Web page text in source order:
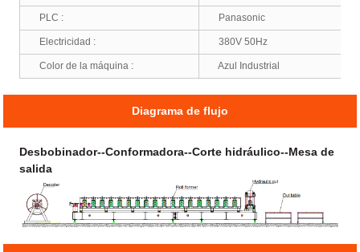
PLC : Panasonic
Electricidad : 380V 50Hz
Color de la máquina : Azul Industrial
Diagrama de flujo
Desbobinador--Conformadora--Corte hidráulico--Mesa de
salida